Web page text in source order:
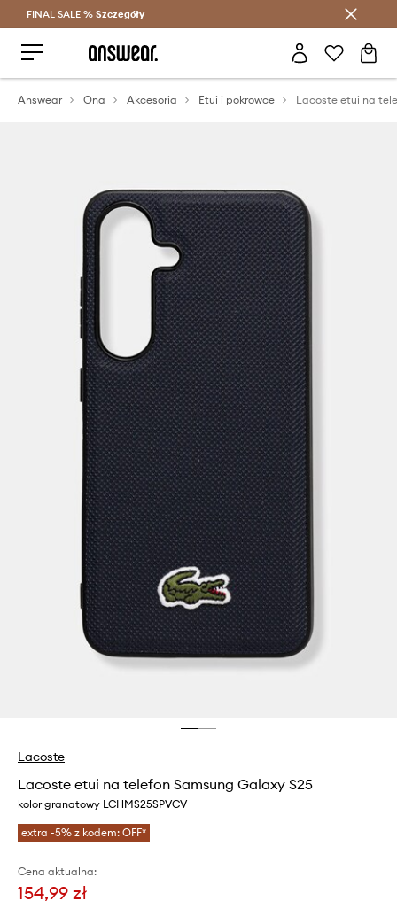
Oszczędzaj z Answear Club >
FINAL SALE % Szczegóły
Answear Ona Akcesoria Etui i pokrowce
Lacoste
Lacoste etui na telefon Samsung Galaxy S25
kolor granatowy LCHMS25SPVCV
extra -5% z kodem: OFF*
Cena aktualna:
154,99 zł